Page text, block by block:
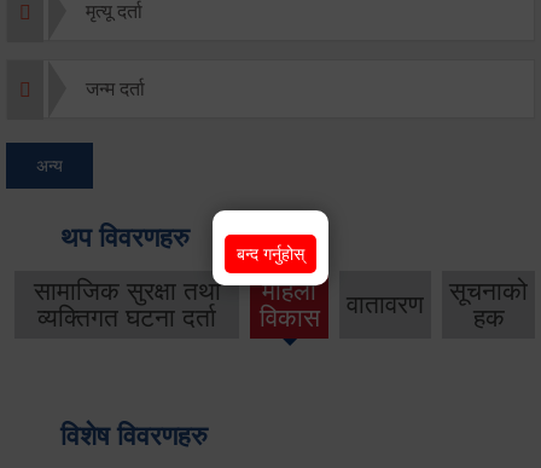
मृत्यू दर्ता
जन्म दर्ता
अन्य
थप विवरणहरु
सामाजिक सुरक्षा तथा
व्यक्तिगत घटना दर्ता
महिला
विकास
वातावरण
सूचनाको
हक
विशेष विवरणहरु
बन्द गर्नुहोस्